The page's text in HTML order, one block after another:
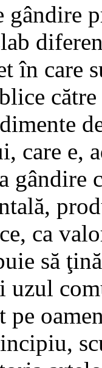
gândire
în care
către
care e,
gândire
ca
să
uzul
pe